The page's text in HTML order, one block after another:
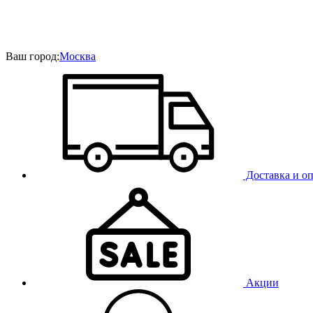
Ваш город:Москва
Доставка и
Акции